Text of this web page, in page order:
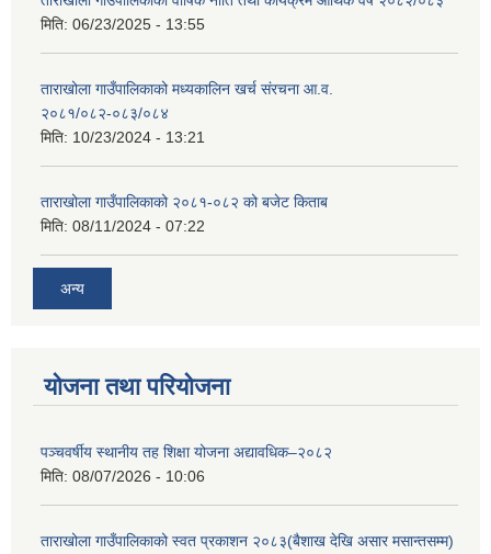
मिति: 06/23/2025 - 13:55
ताराखोला गाउँपालिकाको मध्यकालिन खर्च संरचना आ.व.
२०८१/०८२-०८३/०८४
मिति: 10/23/2024 - 13:21
ताराखोला गाउँपालिकाको २०८१-०८२ को बजेट किताब
मिति: 08/11/2024 - 07:22
अन्य
योजना तथा परियोजना
पञ्चवर्षीय स्थानीय तह शिक्षा योजना अद्यावधिक–२०८२
मिति: 08/07/2026 - 10:06
ताराखोला गाउँपालिकाको स्वत प्रकाशन २०८३(बैशाख देखि असार मसान्तसम्म)